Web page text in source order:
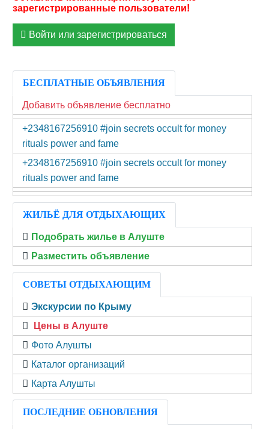
Войти или зарегистрироваться
БЕСПЛАТНЫЕ ОБЪЯВЛЕНИЯ
Добавить объявление бесплатно
+2348167256910 #join secrets occult for money
rituals power and fame
+2348167256910 #join secrets occult for money
rituals power and fame
ЖИЛЬЁ ДЛЯ ОТДЫХАЮЩИХ
Подобрать жилье в Алуште
Разместить объявление
СОВЕТЫ ОТДЫХАЮЩИМ
Экскурсии по Крыму
Цены в Алуште
Фото Алушты
Каталог организаций
Карта Алушты
ПОСЛЕДНИЕ ОБНОВЛЕНИЯ